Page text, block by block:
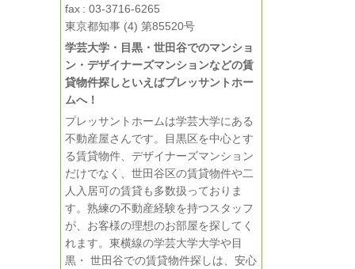
fax : 03-3716-6265
東京都知事 (4) 第85520号
学芸大学・目黒・世田谷でのマンショ
ン・デザイナーズマンションなどの賃
貸物件探しといえばプレッサントホー
ムへ！
プレッサントホームは学芸大学にある
不動産屋さんです。目黒区を中心とす
る賃貸物件、デザイナーズマンション
だけでなく、世田谷区の賃貸物件や二
人入居可の賃貸も多数扱っておりま
す。熟練の不動産経験を持つスタッフ
が、お客様の理想のお部屋を探してく
れます。東横線の学芸大学大学や目
黒・ 世田谷での賃貸物件探しは、安心